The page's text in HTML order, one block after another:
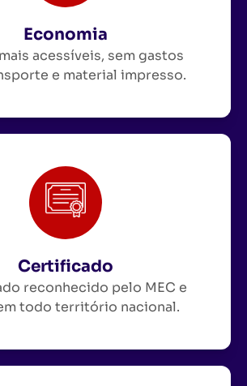
Economia
acessíveis, sem gastos
e material impresso.
Certificado
reconhecido pelo MEC e
todo território nacional.